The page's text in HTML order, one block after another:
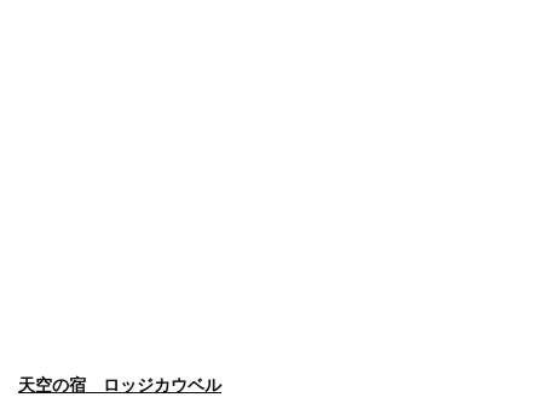
天空の宿 ロッジカウベル